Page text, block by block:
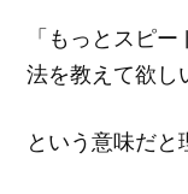
「もっとスピ
法を教えて欲し
という意味だと